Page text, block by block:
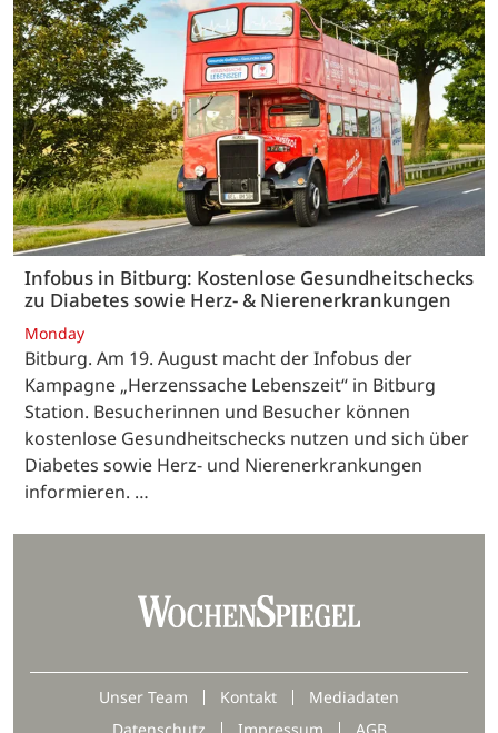
Infobus in Bitburg: Kostenlose Gesundheitschecks
zu Diabetes sowie Herz- & Nierenerkrankungen
Monday
Bitburg. Am 19. August macht der Infobus der
Kampagne „Herzenssache Lebenszeit“ in Bitburg
Station. Besucherinnen und Besucher können
kostenlose Gesundheitschecks nutzen und sich über
Diabetes sowie Herz- und Nierenerkrankungen
informieren. …
Unser Team Kontakt
Mediadaten
Datenschutz
Impressum AGB